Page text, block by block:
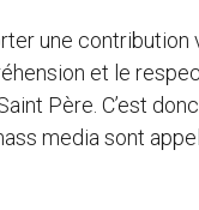
une contribution
et le
Père. C’est
media sont